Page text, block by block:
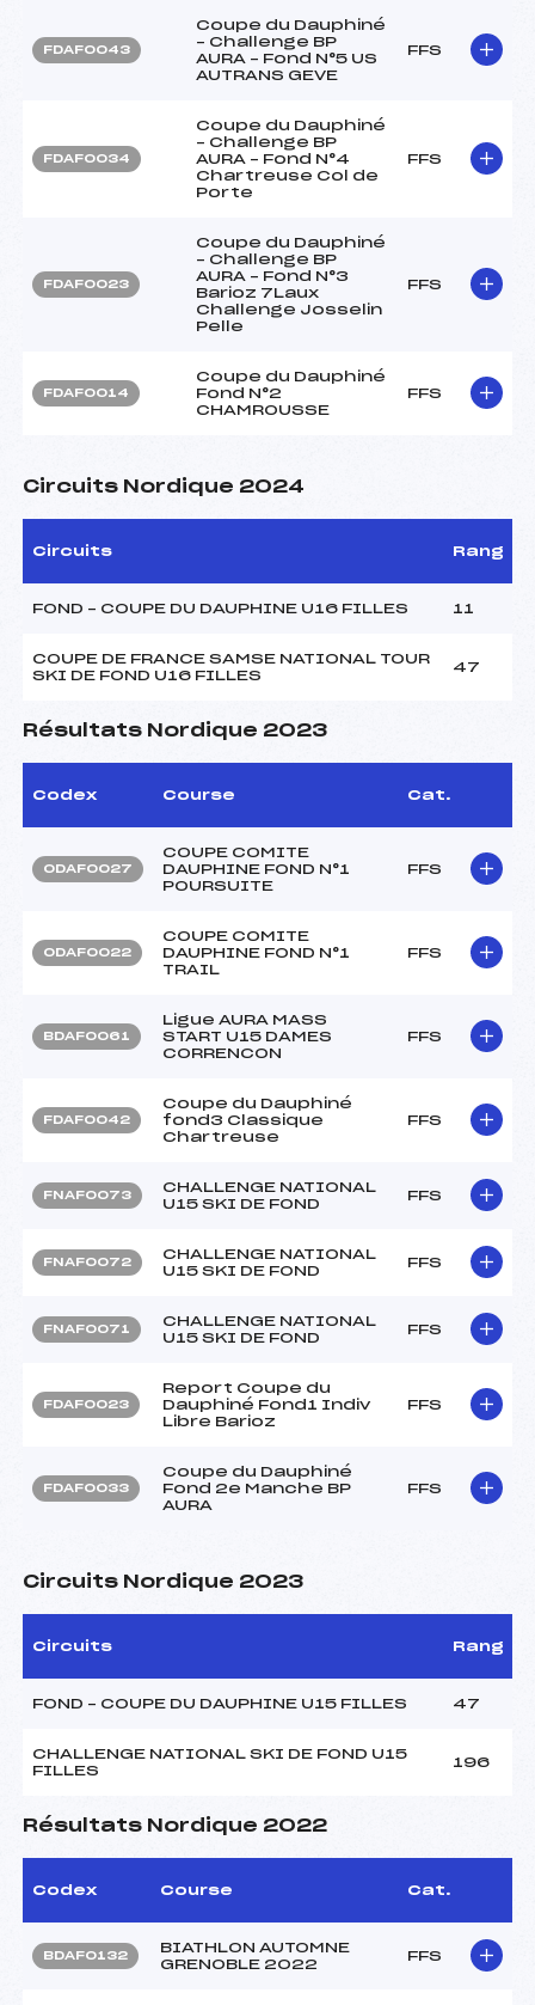
FDAF0043
Coupe du Dauphiné
– Challenge BP
AURA – Fond N°5 US
AUTRANS GEVE
FFS
FDAF0034
Coupe du Dauphiné
– Challenge BP
AURA – Fond N°4
Chartreuse Col de
Porte
FFS
FDAF0023
Coupe du Dauphiné
– Challenge BP
AURA – Fond N°3
Barioz 7Laux
Challenge Josselin
Pelle
FFS
FDAF0014
Coupe du Dauphiné
Fond N°2
CHAMROUSSE
FFS
Circuits Nordique 2024
Circuits Rang
FOND – COUPE DU DAUPHINE U16 FILLES 11
COUPE DE FRANCE SAMSE NATIONAL TOUR
SKI DE FOND U16 FILLES
47
Résultats Nordique 2023
Codex Course Cat.
ODAF0027
COUPE COMITE
DAUPHINE FOND N°1
POURSUITE
FFS
ODAF0022
COUPE COMITE
DAUPHINE FOND N°1
TRAIL
FFS
BDAF0061
Ligue AURA MASS
START U15 DAMES
CORRENCON
FFS
FDAF0042
Coupe du Dauphiné
fond3 Classique
Chartreuse
FFS
FNAF0073
CHALLENGE NATIONAL
U15 SKI DE FOND
FFS
FNAF0072
CHALLENGE NATIONAL
U15 SKI DE FOND
FFS
FNAF0071
CHALLENGE NATIONAL
U15 SKI DE FOND
FFS
FDAF0023
Report Coupe du
Dauphiné Fond1 Indiv
Libre Barioz
FFS
FDAF0033
Coupe du Dauphiné
Fond 2e Manche BP
AURA
FFS
Circuits Nordique 2023
Circuits Rang
FOND – COUPE DU DAUPHINE U15 FILLES 47
CHALLENGE NATIONAL SKI DE FOND U15
FILLES
196
Résultats Nordique 2022
Codex Course Cat.
BDAF0132
BIATHLON AUTOMNE
GRENOBLE 2022
FFS